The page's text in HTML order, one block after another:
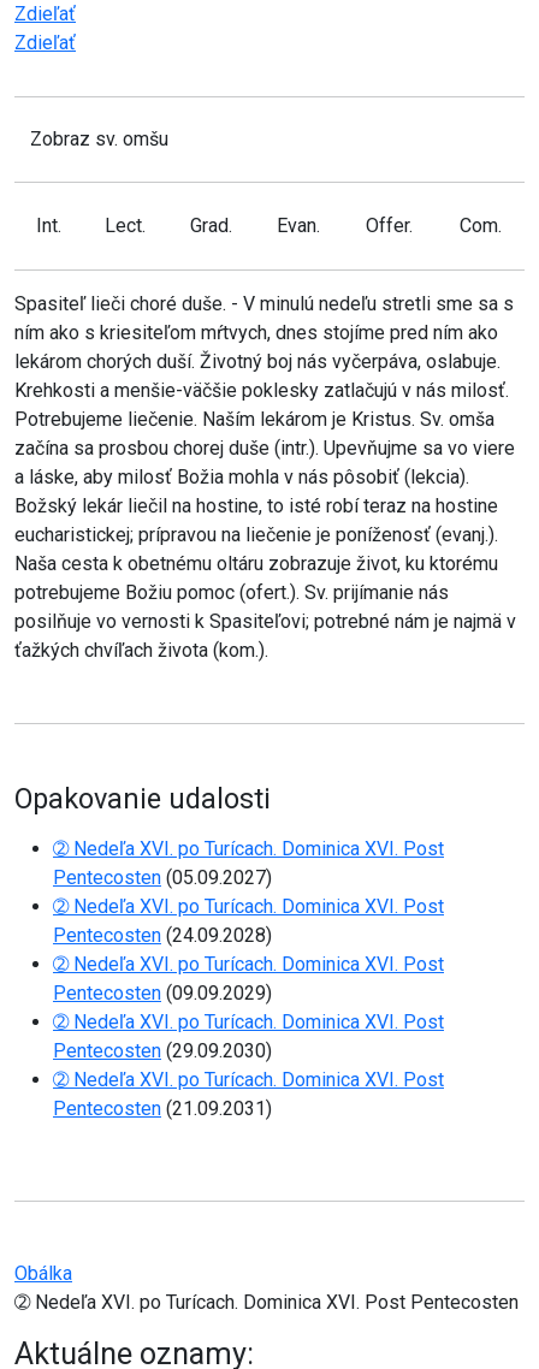
Zdieľať
Zdieľať
Zobraz sv. omšu
Int. Lect. Grad. Evan. Offer. Com.
Spasiteľ lieči choré duše. - V minulú nedeľu stretli sme sa s
ním ako s kriesiteľom mŕtvych, dnes stojíme pred ním ako
lekárom chorých duší. Životný boj nás vyčerpáva, oslabuje.
Krehkosti a menšie-väčšie poklesky zatlačujú v nás milosť.
Potrebujeme liečenie. Naším lekárom je Kristus. Sv. omša
začína sa prosbou chorej duše (intr.). Upevňujme sa vo viere
a láske, aby milosť Božia mohla v nás pôsobiť (lekcia).
Božský lekár liečil na hostine, to isté robí teraz na hostine
eucharistickej; prípravou na liečenie je poníženosť (evanj.).
Naša cesta k obetnému oltáru zobrazuje život, ku ktorému
potrebujeme Božiu pomoc (ofert.). Sv. prijímanie nás
posilňuje vo vernosti k Spasiteľovi; potrebné nám je najmä v
ťažkých chvíľach života (kom.).
Opakovanie udalosti
➁ Nedeľa XVI. po Turícach. Dominica XVI. Post
Pentecosten (05.09.2027)
➁ Nedeľa XVI. po Turícach. Dominica XVI. Post
Pentecosten (24.09.2028)
➁ Nedeľa XVI. po Turícach. Dominica XVI. Post
Pentecosten (09.09.2029)
➁ Nedeľa XVI. po Turícach. Dominica XVI. Post
Pentecosten (29.09.2030)
➁ Nedeľa XVI. po Turícach. Dominica XVI. Post
Pentecosten (21.09.2031)
Obálka
➁ Nedeľa XVI. po Turícach. Dominica XVI. Post Pentecosten
Aktuálne oznamy: